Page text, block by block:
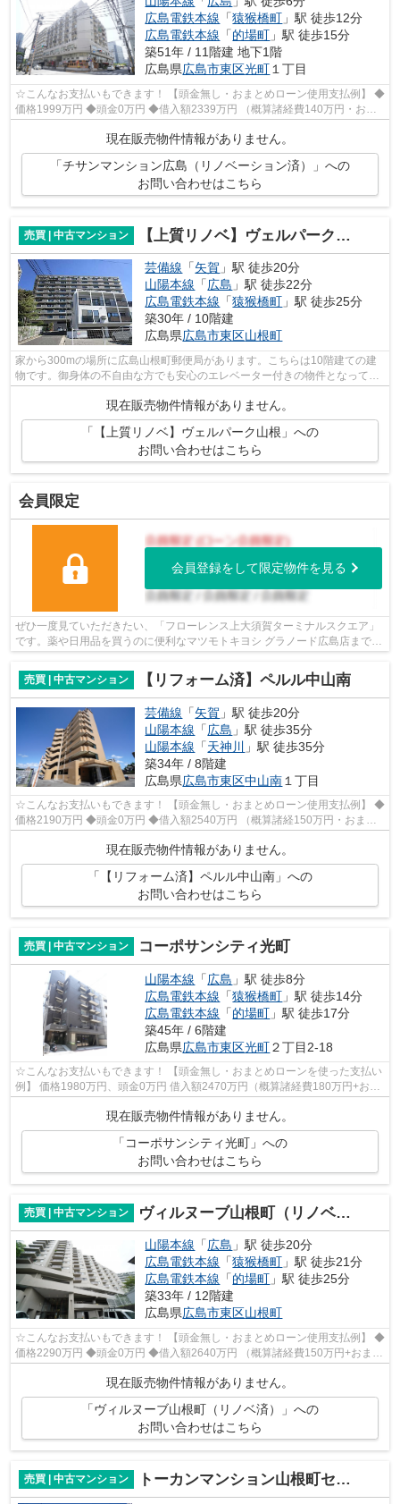
広島電鉄本線 「猿猴橋町 」駅 徒歩12分
広島電鉄本線 「的場町 」駅 徒歩15分
築51年 / 11階建 地下1階
広島県広島市東区光町１丁目
☆こんなお支払いもできます！ 【頭金無し・おまとめローン使用支払例】 ◆
価格1999万円 ◆頭金0万円 ◆借入額2339万円 （概算諸経費140万円・おま
現在販売物件情報がありません。
「チサンマンション広島（リノベーション済）」への
お問い合わせはこちら
売買 | 中古マンション 【上質リノベ】ヴェルパーク山根
芸備線 「矢賀 」駅 徒歩20分
山陽本線 「広島 」駅 徒歩22分
広島電鉄本線 「猿猴橋町 」駅 徒歩25分
築30年 / 10階建
広島県広島市東区山根町
家から300mの場所に広島山根町郵便局があります。こちらは10階建ての建
物です。御身体の不自由な方でも安心のエレベーター付きの物件となってい
ます。中古ながらも綺麗な室内と魅力的...
現在販売物件情報がありません。
「【上質リノベ】ヴェルパーク山根」への
お問い合わせはこちら
会員限定
会員登録をして限定物件を見る
ぜひ一度見ていただきたい、「フローレンス上大須賀ターミナルスクエア」
です。薬や日用品を買うのに便利なマツモトキヨシ グラノード広島店まで
売買 | 中古マンション
【リフォーム済】ペルル中山南
芸備線 「矢賀 」駅 徒歩20分
山陽本線 「広島 」駅 徒歩35分
山陽本線 「天神川
」駅 徒歩35分
築34年 / 8階建
広島県広島市東区中山南 １丁目
☆こんなお支払いもできます！ 【頭金無し・おまとめローン使用支払例】 ◆
価格2190万円 ◆頭金0万円 ◆借入額2540万円 （概算諸経150万円・おまと
現在販売物件情報がありません。
「【リフォーム済】ペルル中山南」への
お問い合わせはこちら
売買 | 中古マンション コーポサンシティ光町
山陽本線 「広島 」駅 徒歩8分
広島電鉄本線 「猿猴橋町 」駅 徒歩14分
広島電鉄本線 「的場町 」駅 徒歩17分
築45年 / 6階建
広島県広島市東区光町２丁目2-18
☆こんなお支払いもできます！ 【頭金無し・おまとめローンを使った支払い
例】 価格1980万円、頭金0万円 借入額2470万円（概算諸経費180万円+おま
現在販売物件情報がありません。
「コーポサンシティ光町」への
お問い合わせはこちら
売買 | 中古マンション ヴィルヌーブ山根町（リノベ済）
山陽本線 「広島 」駅 徒歩20分
広島電鉄本線 「猿猴橋町 」駅 徒歩21分
広島電鉄本線 「的場町 」駅 徒歩25分
築33年 / 12階建
広島県広島市東区山根町
☆こんなお支払いもできます！ 【頭金無し・おまとめローン使用支払例】 ◆
価格2290万円 ◆頭金0万円 ◆借入額2640万円 （概算諸経費150万円+おまと
現在販売物件情報がありません。
「ヴィルヌーブ山根町（リノベ済）」への
お問い合わせはこちら
売買 | 中古マンション トーカンマンション山根町センターウィング